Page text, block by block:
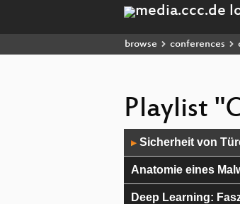
browse conferences
Playlist
Player
▶ Sicherheit von
Anatomie eines
Deep Learning: